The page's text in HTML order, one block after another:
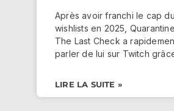
Après avoir franchi le cap
wishlists en 2025,
The Last Check a
parler de lui sur Twitch
LIRE LA SUITE »